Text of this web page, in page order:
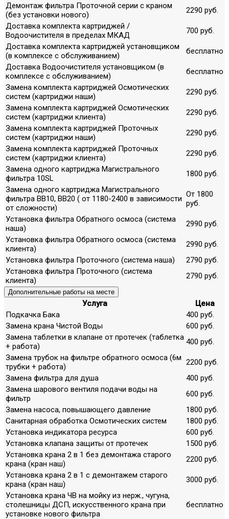
Демонтаж фильтра Проточной серии с краном
(без установки нового)
2290 руб.
Доставка комплекта картриджей /
Водоочистителя в пределах МКАД
700 руб.
Доставка комплекта картриджей установщиком
(в комплексе с обслуживанием)
бесплатно
Доставка Водоочистителя установщиком (в
комплексе с обслуживанием)
бесплатно
Замена комплекта картриджей Осмотических
систем (картриджи наши)
2290 руб.
Замена комплекта картриджей Осмотических
систем (картриджи клиента)
2290 руб.
Замена комплекта картриджей Проточных
систем (картриджи наши)
2290 руб.
Замена комплекта картриджей Проточных
систем (картриджи клиента)
2290 руб.
Замена одного картриджа Магистрального
фильтра 10SL
1800 руб.
Замена одного картриджа Магистрального
фильтра ВВ10, ВВ20 ( от 1180-2400 в зависимости
от сложности)
От 1800
руб.
Установка фильтра Обратного осмоса (система
наша)
2990 руб.
Установка фильтра Обратного осмоса (система
клиента)
2990 руб.
Установка фильтра Проточного (система наша)
2790 руб.
Установка фильтра Проточного (система
клиента)
2790 руб.
Дополнительные работы на месте
Услуга
Цена
Подкачка Бака
400 руб.
Замена крана Чистой Воды
600 руб.
Замена таблетки в клапане от протечек (таблетка
+ работа)
400 руб.
Замена трубок на фильтре обратного осмоса (6м
трубки + работа)
2200 руб.
Замена фильтра для душа
400 руб.
Замена шарового вентиля подачи воды на
фильтр
600 руб.
Замена насоса, повышающего давление
1800 руб.
Санитарная обработка Осмотических систем
1800 руб.
Установка индикатора ресурса
600 руб.
Установка клапана защиты от протечек
1500 руб.
Установка крана 2 в 1 без демонтажа старого
крана (кран наш)
2200 руб.
Установка крана 2 в 1 с демонтажем старого
крана (кран наш)
3000 руб.
Установка крана ЧВ на мойку из нерж., чугуна,
столешницы ДСП, искусственного крана при
установке нового фильтра
бесплатно